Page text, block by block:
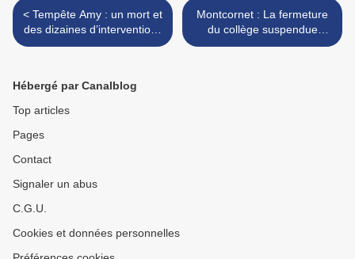
< Tempête Amy : un mort et
des dizaines d’interventions
dans l’Aisne
Montcornet : La fermeture
du collège suspendue
après de vives réactions >
Hébergé par Canalblog
Top articles
Pages
Contact
Signaler un abus
C.G.U.
Cookies et données personnelles